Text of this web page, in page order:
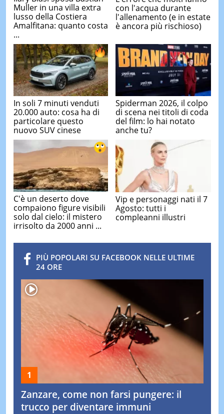
Muller in una villa extra
lusso della Costiera
Amalfitana: quanto costa
...
con l'acqua durante
l'allenamento (e in estate
è ancora più rischioso)
In soli 7 minuti venduti
20.000 auto: cosa ha di
particolare questo
nuovo SUV cinese
Spiderman 2026, il colpo
di scena nei titoli di coda
del film: lo hai notato
anche tu?
C'è un deserto dove
compaiono figure visibili
solo dal cielo: il mistero
irrisolto da 2000 anni ...
Vip e personaggi nati il 7
Agosto: tutti i
compleanni illustri
PIÙ POPOLARI SU FACEBOOK NELLE ULTIME
24 ORE
Zanzare, come non farsi pungere: il
trucco per diventare immuni